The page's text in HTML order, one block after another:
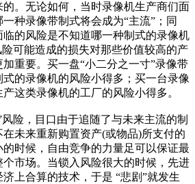
。无论如何，当时录像机生产商们面
种录像带制式将会成为“主流”；同
的风险是不知道哪一种制式的录像机
可能造成的损失对那些价值较高的产
重要。买一盘“小二分之一寸”录像带
的录像机的风险小得多；买一台录像
这类录像机的工厂的风险小得多。
风险，目口由于追随了与未来主流的制
未来重新购置资产(或物品)所支付的
时候，自由竞争的力量足可以保证最
市场。当锁入风险很大的时候，先进
上合算的技术，于是 “悲剧”就发生